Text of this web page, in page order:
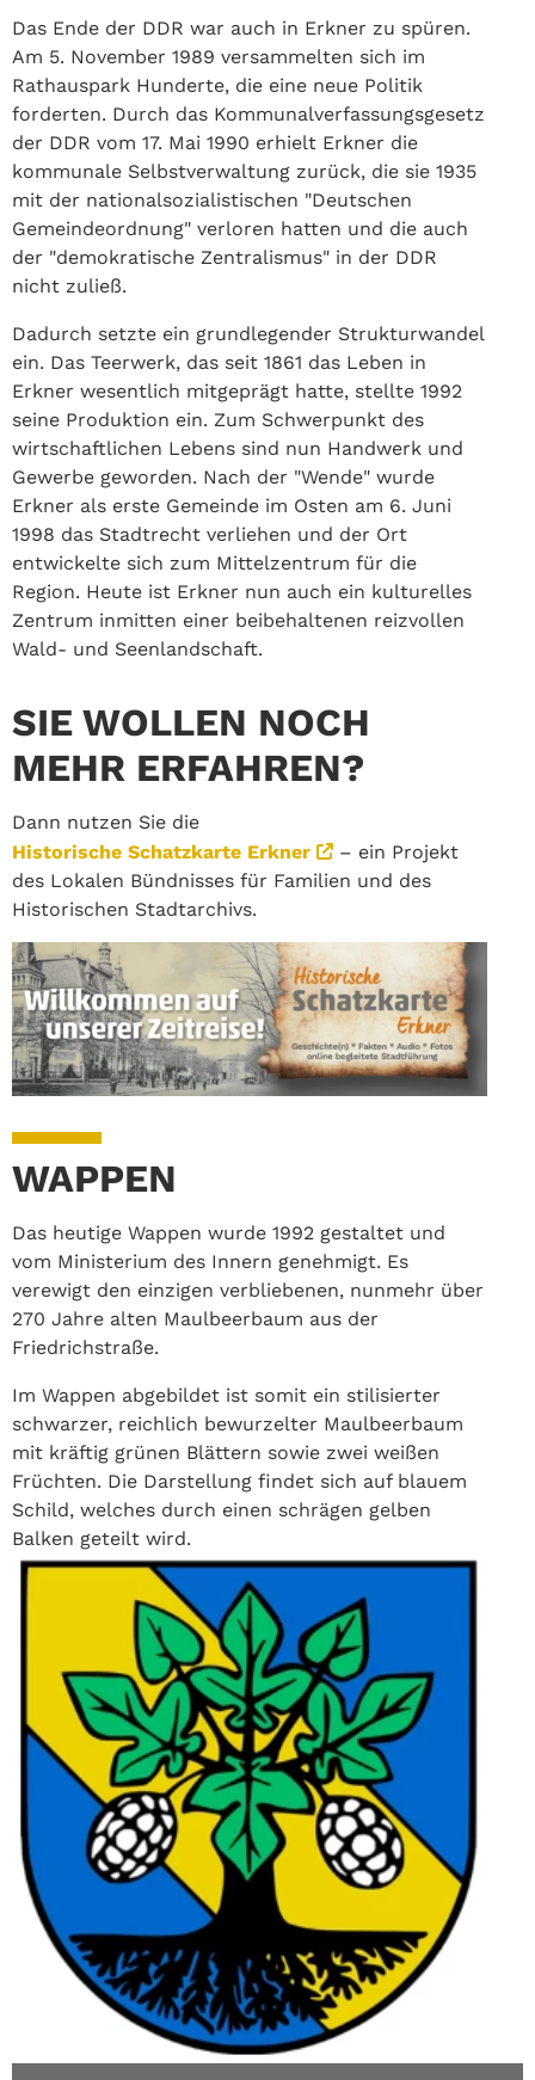
Das Ende der DDR war auch in Erkner zu spüren.
Am 5. November 1989 versammelten sich im
Rathauspark Hunderte, die eine neue Politik
forderten. Durch das Kommunalverfassungsgesetz
der DDR vom 17. Mai 1990 erhielt Erkner die
kommunale Selbstverwaltung zurück, die sie 1935
mit der nationalsozialistischen "Deutschen
Gemeindeordnung" verloren hatten und die auch
der "demokratische Zentralismus" in der DDR
nicht zuließ.
Dadurch setzte ein grundlegender Strukturwandel
ein. Das Teerwerk, das seit 1861 das Leben in
Erkner wesentlich mitgeprägt hatte, stellte 1992
seine Produktion ein. Zum Schwerpunkt des
wirtschaftlichen Lebens sind nun Handwerk und
Gewerbe geworden. Nach der "Wende" wurde
Erkner als erste Gemeinde im Osten am 6. Juni
1998 das Stadtrecht verliehen und der Ort
entwickelte sich zum Mittelzentrum für die
Region. Heute ist Erkner nun auch ein kulturelles
Zentrum inmitten einer beibehaltenen reizvollen
Wald- und Seenlandschaft.
SIE WOLLEN NOCH
MEHR ERFAHREN?
Dann nutzen Sie die
Historische Schatzkarte Erkner
– ein Projekt
des Lokalen Bündnisses für Familien und des
Historischen Stadtarchivs.
WAPPEN
Das heutige Wappen wurde 1992 gestaltet und
vom Ministerium des Innern genehmigt. Es
verewigt den einzigen verbliebenen, nunmehr über
270 Jahre alten Maulbeerbaum aus der
Friedrichstraße.
Im Wappen abgebildet ist somit ein stilisierter
schwarzer, reichlich bewurzelter Maulbeerbaum
mit kräftig grünen Blättern sowie zwei weißen
Früchten. Die Darstellung findet sich auf blauem
Schild, welches durch einen schrägen gelben
Balken geteilt wird.